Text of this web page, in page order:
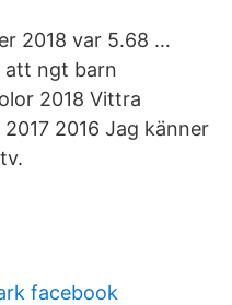
2018 var 5.68 …
att ngt barn
2018 Vittra
2016 Jag känner
facebook